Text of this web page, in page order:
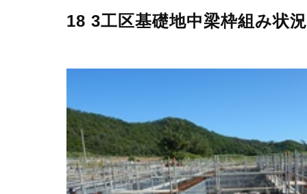
18 3工区基礎地中梁枠組み状況